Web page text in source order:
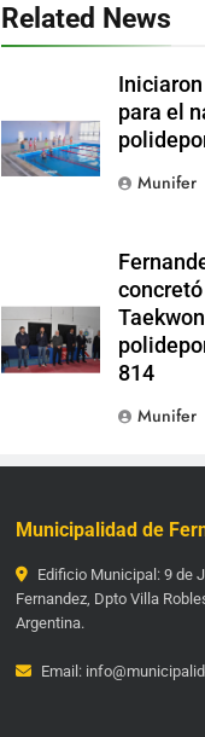
Related News
para el
Munifer
814
Munifer
Municipalidad de
Edificio Municipal: 9 de
Fernandez, Dpto Villa
Argentina.
Email: